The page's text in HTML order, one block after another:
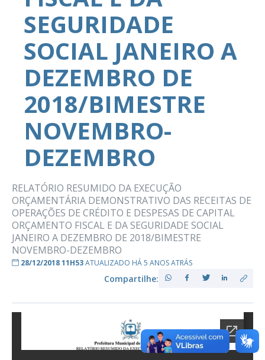
SEGURIDADE
SOCIAL JANEIRO A
DEZEMBRO DE
2018/BIMESTRE
NOVEMBRO-
DEZEMBRO
RELATÓRIO RESUMIDO DA EXECUÇÃO
ORÇAMENTÁRIA DEMONSTRATIVO DAS RECEITAS DE
OPERAÇÕES DE CRÉDITO E DESPESAS DE CAPITAL
ORÇAMENTO FISCAL E DA SEGURIDADE SOCIAL
JANEIRO A DEZEMBRO DE 2018/BIMESTRE
NOVEMBRO-DEZEMBRO
28/12/2018 11H53ATUALIZADO HÁ 5 ANOS ATRÁS
Compartilhe: